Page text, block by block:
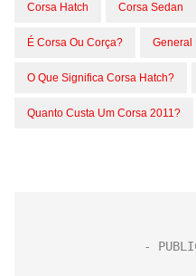
Corsa Hatch Corsa Sedan
É Corsa Ou Corça? General
O Que Significa Corsa Hatch?
Quanto Custa Um Corsa 2011?